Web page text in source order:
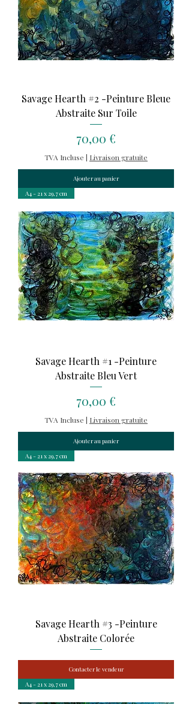
Savage Hearth #2 -Peinture Bleue
Abstraite Sur Toile
Prix
70,00 €
TVA Incluse | Livraison gratuite
Ajouter au panier
A4 - 21 x 29,7 cm
Savage Hearth #1 -Peinture
Abstraite Bleu Vert
Prix
70,00 €
TVA Incluse | Livraison gratuite
Ajouter au panier
A4 - 21 x 29,7 cm
Savage Hearth #3 -Peinture
Abstraite Colorée
Contacter le vendeur
A4 - 21 x 29,7 cm